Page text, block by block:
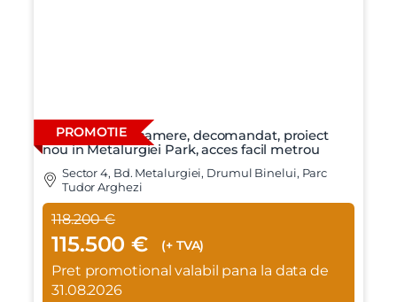
PROMOTIE
Apartament 2 camere, decomandat, proiect
nou in Metalurgiei Park, acces facil metrou
Sector 4, Bd. Metalurgiei, Drumul Binelui, Parc
Tudor Arghezi
118.200 €
115.500 € (+ TVA)
Pret promotional valabil pana la data de
31.08.2026